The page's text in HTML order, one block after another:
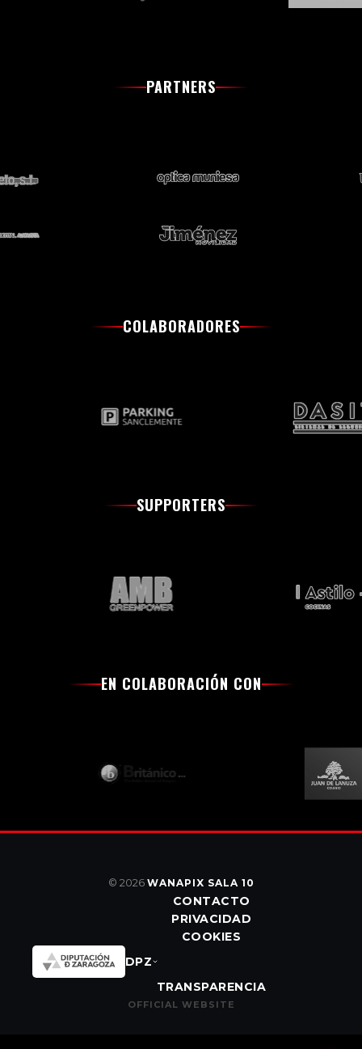
PARTNERS
COLABORADORES
SUPPORTERS
EN COLABORACIÓN CON
© 2026 WANAPIX SALA 10
CONTACTO
PRIVACIDAD
COOKIES
DPZ
TRANSPARENCIA
OFFICIAL WEBSITE